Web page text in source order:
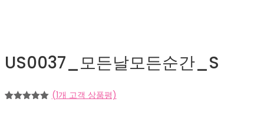
US0037_모든날모든순간_S
(1개 고객 상품평)